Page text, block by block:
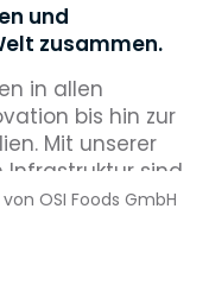
und
zusammen.
in allen
bis hin zur
Mit unserer
sind
Beschaffung,
den Vertrieb
kulinarischen
In Europa hat
OSI Foods GmbH